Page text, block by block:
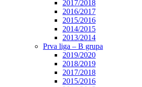
2017/2018
2016/2017
2015/2016
2014/2015
2013/2014
Prva liga – B grupa
2019/2020
2018/2019
2017/2018
2015/2016